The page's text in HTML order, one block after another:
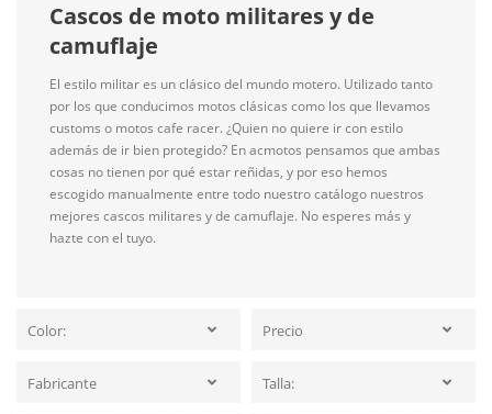
Cascos de moto militares y de
camuflaje
El estilo militar es un clásico del mundo motero. Utilizado tanto
por los que conducimos motos clásicas como los que llevamos
customs o motos cafe racer. ¿Quien no quiere ir con estilo
además de ir bien protegido? En acmotos pensamos que ambas
cosas no tienen por qué estar reñidas, y por eso hemos
escogido manualmente entre todo nuestro catálogo nuestros
mejores cascos militares y de camuflaje. No esperes más y
hazte con el tuyo.
Color: Precio
Fabricante Talla: